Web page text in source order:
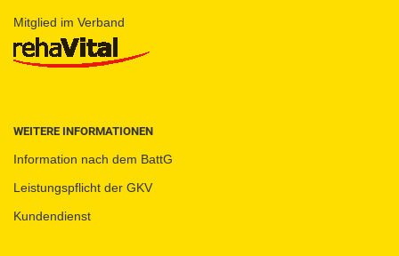
Mitglied im Verband
WEITERE INFORMATIONEN
Information nach dem BattG
Leistungspflicht der GKV
Kundendienst